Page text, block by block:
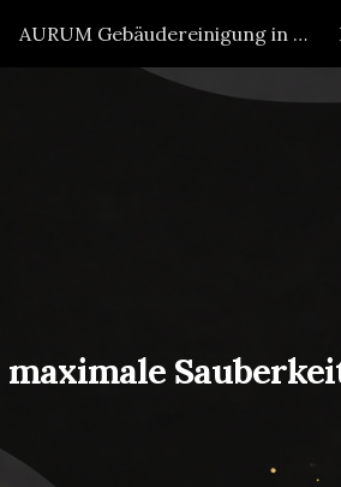
main content AURUM Gebäudereinigung in Kassel: Ihr zuverlässiger Partner für saubere Bür